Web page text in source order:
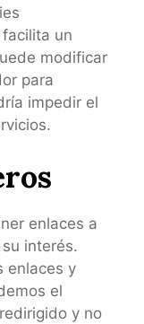
un
modificar
para
impedir el
enlaces a
interés.
enlaces y
el
y no